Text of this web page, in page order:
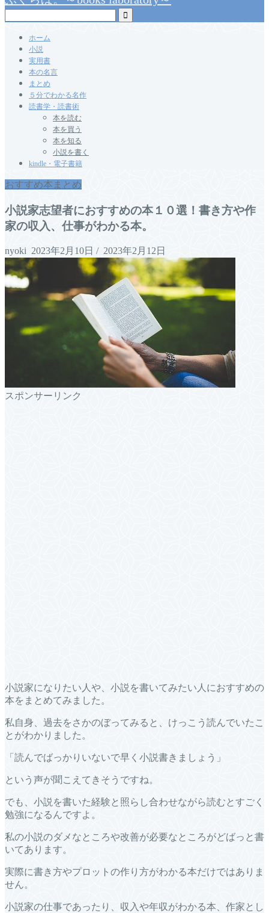
ホーム
小説
実用書
本の名言
まとめ
５分でわかる名作
読書学・読書術
本を読む
本を買う
本を知る
小説を書く
kindle・電子書籍
おすすめ本まとめ
小説家志望者におすすめの本１０選！書き方や作
家の収入、仕事がわかる本。
nyoki 2023年2月10日 / 2023年2月12日
スポンサーリンク
小説家になりたい人や、小説を書いてみたい人におすすめの
本をまとめてみました。
私自身、過去をさかのぼってみると、けっこう読んでいたこ
とがわかりました。
「読んでばっかりいないで早く小説書きましょう」
という声が聞こえてきそうですね。
でも、小説を書いた経験と照らし合わせながら読むとすごく
勉強になるんですよ。
私の小説のダメなところや改善が必要なところがどばっと書
いてあります。
実際に書き方やプロットの作り方がわかる本だけではありま
せん。
小説家の仕事であったり、収入や年収がわかる本、作家とし